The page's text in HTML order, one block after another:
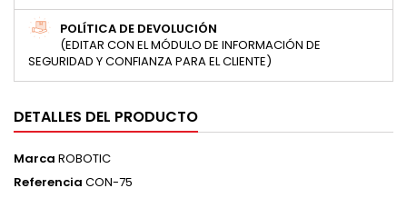
POLÍTICA DE DEVOLUCIÓN
(EDITAR CON EL MÓDULO DE INFORMACIÓN DE
SEGURIDAD Y CONFIANZA PARA EL CLIENTE)
DETALLES DEL PRODUCTO
Marca ROBOTIC
Referencia CON-75